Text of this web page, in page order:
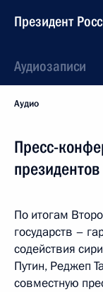
Президент
Аудиозаписи
Аудио
Пресс-
По итогам
государств –
содействия
Путин, Реджеп
совместную